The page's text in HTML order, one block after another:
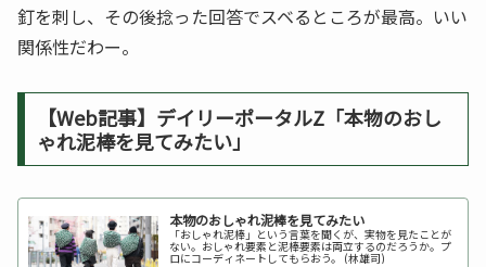
釘を刺し、その後捻った回答でスベるところが最高。いい
関係性だわー。
【Web記事】デイリーポータルZ「本物のおし
ゃれ泥棒を見てみたい」
本物のおしゃれ泥棒を見てみたい
「おしゃれ泥棒」という言葉を聞くが、実物を見たことが
ない。おしゃれ要素と泥棒要素は両立するのだろうか。プ
ロにコーディネートしてもらおう。 (林雄司)